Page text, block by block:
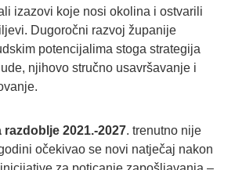
izazovi koje nosi okolina i ostvarili
Dugoročni razvoj županije
potencijalima stoga strategija
njihovo stručno usavršavanje i
razdoblje 2021.-2027. trenutno nije
očekivao se novi natječaj nakon